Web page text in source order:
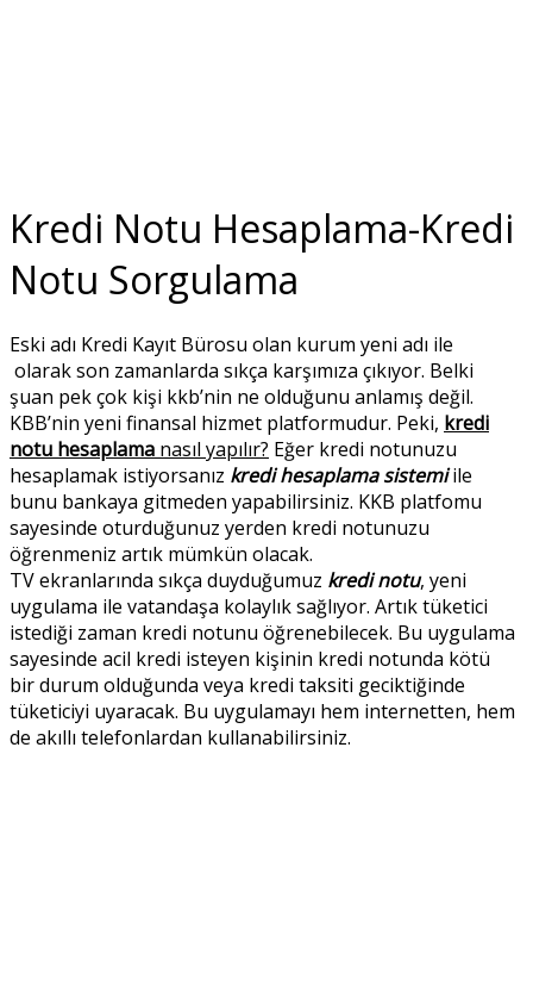
Kredi Notu Hesaplama-Kredi
Notu Sorgulama
Eski adı Kredi Kayıt Bürosu olan kurum yeni adı ile
olarak son zamanlarda sıkça karşımıza çıkıyor. Belki
şuan pek çok kişi kkb’nin ne olduğunu anlamış değil.
KBB’nin yeni finansal hizmet platformudur. Peki, kredi
notu hesaplama nasıl yapılır? Eğer kredi notunuzu
hesaplamak istiyorsanız kredi hesaplama sistemiile
bunu bankaya gitmeden yapabilirsiniz. KKB platfomu
sayesinde oturduğunuz yerden kredi notunuzu
öğrenmeniz artık mümkün olacak.
TV ekranlarında sıkça duyduğumuz kredi notu, yeni
uygulama ile vatandaşa kolaylık sağlıyor. Artık tüketici
istediği zaman kredi notunu öğrenebilecek. Bu uygulama
sayesinde acil kredi isteyen kişinin kredi notunda kötü
bir durum olduğunda veya kredi taksiti geciktiğinde
tüketiciyi uyaracak. Bu uygulamayı hem internetten, hem
de akıllı telefonlardan kullanabilirsiniz.